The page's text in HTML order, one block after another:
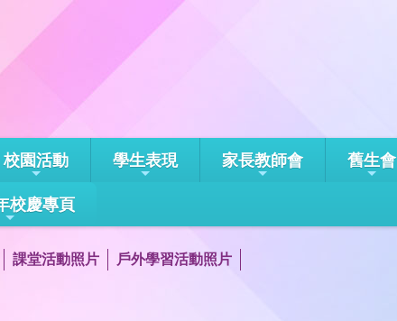
校園活動 學生表現 家長教師會 舊生會
校慶專頁
課堂活動照片 戶外學習活動照片